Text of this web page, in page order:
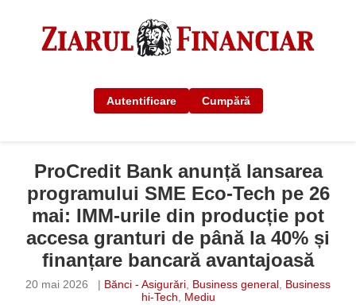
Autentificare Cumpără
ProCredit Bank anunță lansarea
programului SME Eco-Tech pe 26
mai: IMM-urile din producție pot
accesa granturi de până la 40% și
finanțare bancară avantajoasă
20 mai 2026 | Bănci - Asigurări, Business general, Business
hi-Tech, Mediu